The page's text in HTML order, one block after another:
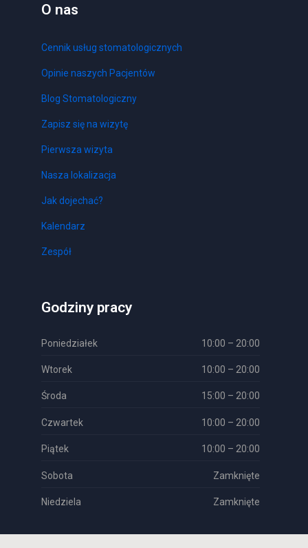
O nas
Cennik usług stomatologicznych
Opinie naszych Pacjentów
Blog Stomatologiczny
Zapisz się na wizytę
Pierwsza wizyta
Nasza lokalizacja
Jak dojechać?
Kalendarz
Zespół
Godziny pracy
Poniedziałek 10:00 – 20:00
Wtorek 10:00 – 20:00
Środa 15:00 – 20:00
Czwartek 10:00 – 20:00
Piątek 10:00 – 20:00
Sobota Zamknięte
Niedziela Zamknięte